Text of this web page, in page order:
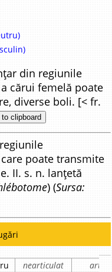
din regiunile
cărui femelă poate
diverse boli. [< fr.
clipboard
poate transmite
II. s. n. lanțetă
) (Sursa:
nearticulat